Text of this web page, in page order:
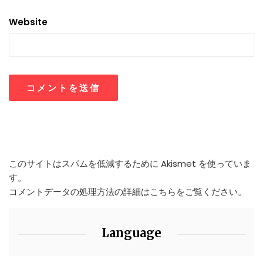
Website
このサイトはスパムを低減するために Akismet を使っていま
す。
コメントデータの処理方法の詳細はこちらをご覧ください。
Language